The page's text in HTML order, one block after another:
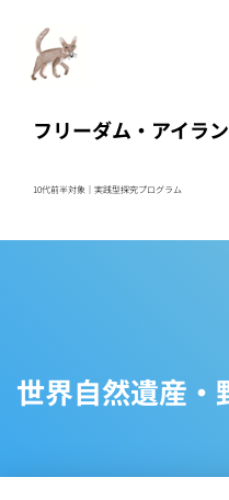
フリーダム・アイラ
10代前半対象｜実践型探究プログラム
世界自然遺産・